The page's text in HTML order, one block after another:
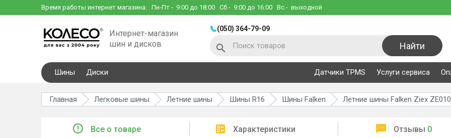
Время работы интернет магазина: Пн-Пт - 9:00 до 18:00 Сб - 9:00 до 16:00 Вс - выходной
Интернет-магазин
шин и дисков
(050) 364-79-09
Найти
Шины Диски Датчики TPMS Услуги сервиса
Главная Легковые шины Летние шины Шины R16 Шины Falken Летние шины Falken Ziex
Все о товаре Характеристики Отзывы 0